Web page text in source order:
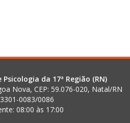
da 17ª Região (RN)
Nova, CEP: 59.076-020, Natal/RN
0083/0086
08:00 às 17:00